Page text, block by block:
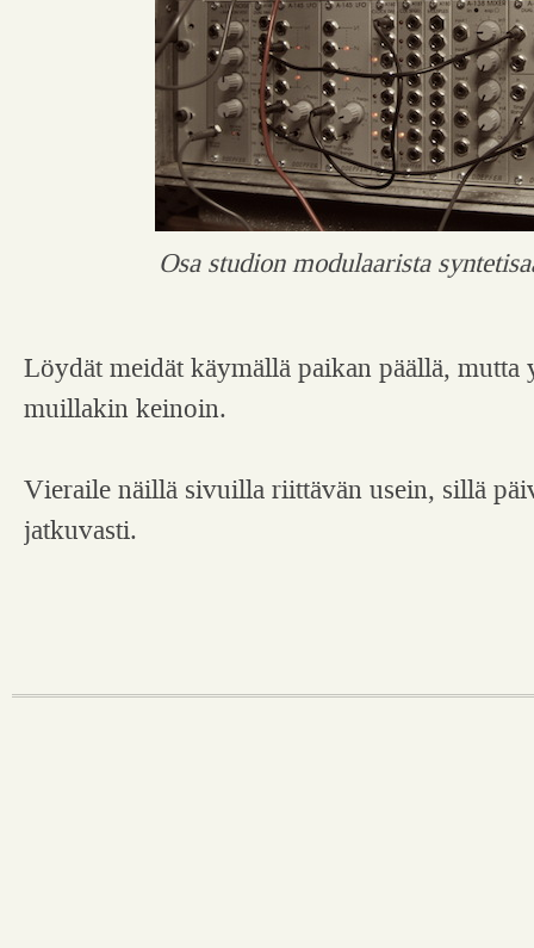
Osa studion modulaarista
Löydät meidät käymällä paikan päällä, mutta
muillakin keinoin.
Vieraile näillä sivuilla riittävän usein, sillä
jatkuvasti.